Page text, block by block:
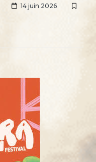
14 juin 2026